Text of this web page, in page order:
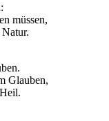
müssen,
Glauben,